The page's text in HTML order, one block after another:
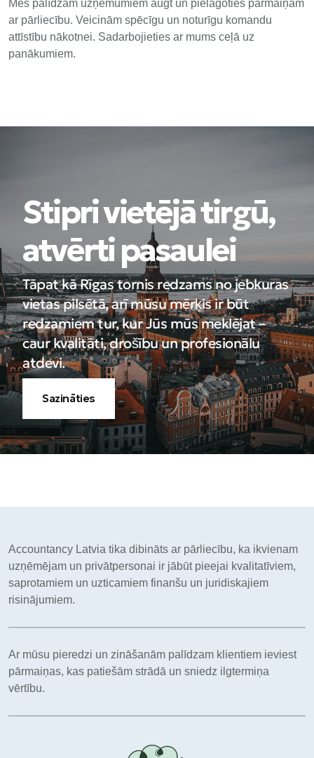
Mēs palīdzam uzņēmumiem augt un pielāgoties pārmaiņām
ar pārliecību. Veicinām spēcīgu un noturīgu komandu
attīstību nākotnei. Sadarbojieties ar mums ceļā uz
panākumiem.
Stipri vietējā tirgū,
atvērti pasaulei
Tāpat kā Rīgas tornis redzams no jebkuras
vietas pilsētā, arī mūsu mērķis ir būt
redzamiem tur, kur Jūs mūs meklējat –
caur kvalitāti, drošību un profesionālu
atdevi.
Sazināties
Accountancy Latvia tika dibināts ar pārliecību, ka ikvienam
uzņēmējam un privātpersonai ir jābūt pieejai kvalitatīviem,
saprotamiem un uzticamiem finanšu un juridiskajiem
risinājumiem.
Ar mūsu pieredzi un zināšanām palīdzam klientiem ieviest
pārmaiņas, kas patiešām strādā un sniedz ilgtermiņa
vērtību.